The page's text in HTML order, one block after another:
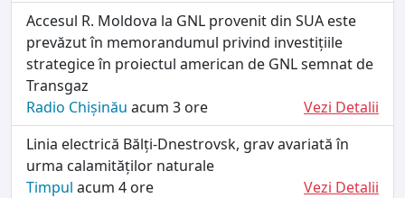
Accesul R. Moldova la GNL provenit din SUA este
prevăzut în memorandumul privind investițiile
strategice în proiectul american de GNL semnat de
Transgaz
Radio Chișinău acum 3 ore
Vezi Detalii
Linia electrică Bălți-Dnestrovsk, grav avariată în
urma calamităților naturale
Timpul acum 4 ore
Vezi Detalii